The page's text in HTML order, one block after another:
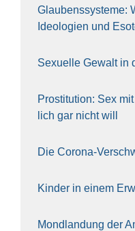
Glau­bens­sys­te­me:
Ideo­lo­gien und
Sexu­el­le Gewalt in
Pro­sti­tu­ti­on: Sex
lich gar nicht will
Die Coro­na-
Kin­der in einem
Mond­lan­dung der